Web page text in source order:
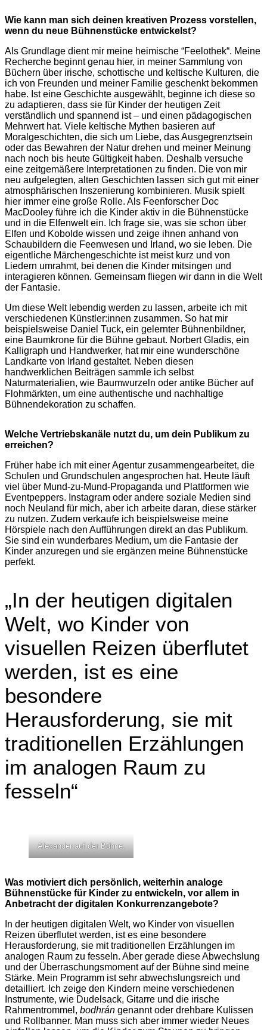
Wie kann man sich deinen kreativen Prozess vorstellen,
wenn du neue Bühnenstücke entwickelst?
Als Grundlage dient mir meine heimische “Feelothek“. Meine
Recherche beginnt genau hier, in meiner Sammlung von
Büchern über irische, schottische und keltische Kulturen, die
ich von Freunden und meiner Familie geschenkt bekommen
habe. Ist eine Geschichte ausgewählt, beginne ich diese so
zu adaptieren, dass sie für Kinder der heutigen Zeit
verständlich und spannend ist – und einen pädagogischen
Mehrwert hat. Viele keltische Mythen basieren auf
Moralgeschichten, die sich um Liebe, das Ausgegrenztsein
oder das Bewahren der Natur drehen und meiner Meinung
nach noch bis heute Gültigkeit haben. Deshalb versuche
eine zeitgemäßere Interpretationen zu finden. Die von mir
neu aufgelegten, alten Geschichten lassen sich gut mit einer
atmosphärischen Inszenierung kombinieren. Musik spielt
hier immer eine große Rolle. Als Feenforscher Doc
MacDooley führe ich die Kinder aktiv in die Bühnenstücke
und in die Elfenwelt ein. Ich frage sie, was sie schon über
Elfen und Kobolde wissen und zeige ihnen anhand von
Schaubildern die Feenwesen und Irland, wo sie leben. Die
eigentliche Märchengeschichte ist meist kurz und von
Liedern umrahmt, bei denen die Kinder mitsingen und
interagieren können. Gemeinsam fliegen wir dann in die Welt
der Fantasie.
Um diese Welt lebendig werden zu lassen, arbeite ich mit
verschiedenen Künstler:innen zusammen. So hat mir
beispielsweise Daniel Tuck, ein gelernter Bühnenbildner,
eine Baumkrone für die Bühne gebaut. Norbert Gladis, ein
Kalligraph und Handwerker, hat mir eine wunderschöne
Landkarte von Irland gestaltet. Neben diesen
handwerklichen Beiträgen sammle ich selbst
Naturmaterialien, wie Baumwurzeln oder antike Bücher auf
Flohmärkten, um eine authentische und nachhaltige
Bühnendekoration zu schaffen.
Welche Vertriebskanäle nutzt du, um dein Publikum zu
erreichen?
Früher habe ich mit einer Agentur zusammengearbeitet, die
Schulen und Grundschulen angesprochen hat. Heute läuft
viel über Mund-zu-Mund-Propaganda und Plattformen wie
Eventpeppers. Instagram oder andere soziale Medien sind
noch Neuland für mich, aber ich arbeite daran, diese stärker
zu nutzen. Zudem verkaufe ich beispielsweise meine
Hörspiele nach den Aufführungen direkt an das Publikum.
Sie sind ein wunderbares Medium, um die Fantasie der
Kinder anzuregen und sie ergänzen meine Bühnenstücke
perfekt.
„In der heutigen digitalen
Welt, wo Kinder von
visuellen Reizen überflutet
werden, ist es eine
besondere
Herausforderung, sie mit
traditionellen Erzählungen
im analogen Raum zu
fesseln“
Alexander auf der Bühne.
Was motiviert dich persönlich, weiterhin analoge
Bühnenstücke für Kinder zu entwickeln, vor allem in
Anbetracht der digitalen Konkurrenzangebote?
In der heutigen digitalen Welt, wo Kinder von visuellen
Reizen überflutet werden, ist es eine besondere
Herausforderung, sie mit traditionellen Erzählungen im
analogen Raum zu fesseln. Aber gerade diese Abwechslung
und der Überraschungsmoment auf der Bühne sind meine
Stärke. Mein Programm ist sehr abwechslungsreich und
detailliert. Ich zeige den Kindern meine verschiedenen
Instrumente, wie Dudelsack, Gitarre und die irische
Rahmentrommel, bodhrán genannt oder drehbare Kulissen
und Rollbanner. Man muss sich aber immer wieder Neues